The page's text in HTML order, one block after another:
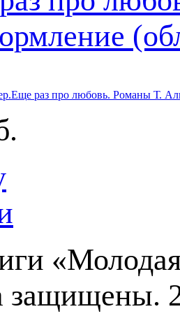
раз про любовь. Романы Т.
защищены.